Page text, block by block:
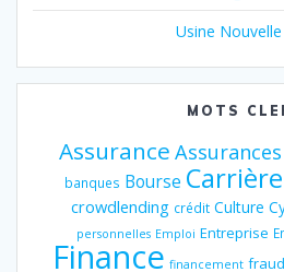
Usine Nouvelle
MOTS
Assurance Assurances
banques Bourse Carrière
crowdlending crédit Culture
personnelles Emploi Entreprise
Finance financement